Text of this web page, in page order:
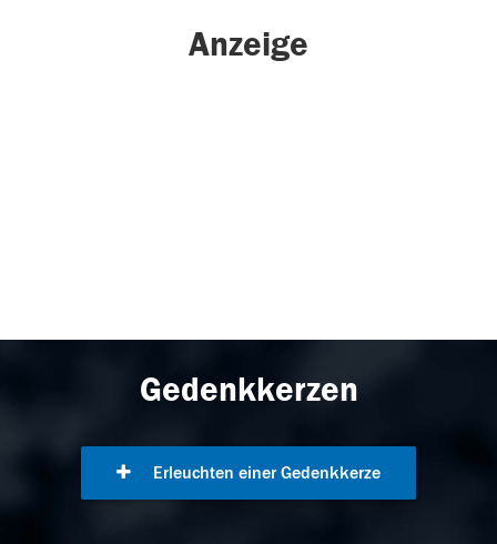
Anzeige
Gedenkkerzen
Erleuchten einer Gedenkkerze